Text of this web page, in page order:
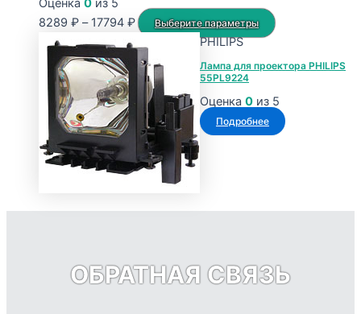
Оценка 0 из 5
8289 ₽ – 17794 ₽Диапазон
8289 ₽
17794 ₽
Выберите параметры
Этот
имеет
вариаций.
Опции
можно
товара.
PHILIPS
Лампа для проектора PHILIPS
55PL9224
Оценка 0 из 5
Подробнее
ОБРАТНАЯ СВЯЗЬ